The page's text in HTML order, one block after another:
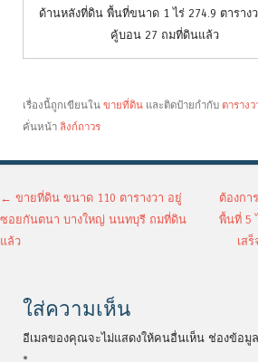
ด้านหลังที่ดิน พื้นที่ขนาด 1 ไร่ 274.9 ตาราง
คู้บอน 27 ถมที่ดินแล้ว
เรื่องนี้ถูกเขียนใน ขายที่ดิน และติดป้ายกำกับ ตารางว
คั่นหน้า ลิงก์ถาวร
เมนูนำทางเรื่อง
← ขายที่ดิน ขนาด 110 ตารางวา อยู่
ซอยกันตนา บางใหญ่ นนทบุรี ถมที่ดิน
แล้ว
ต้องกา
พื้นที่ 5
เส
ใส่ความเห็น
อีเมลของคุณจะไม่แสดงให้คนอื่นเห็น ช่องข้อมู